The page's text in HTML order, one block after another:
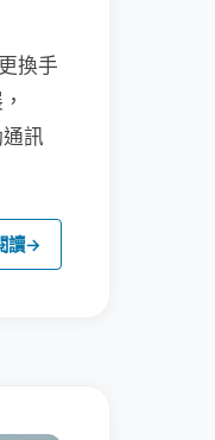
換手
訊
讀→